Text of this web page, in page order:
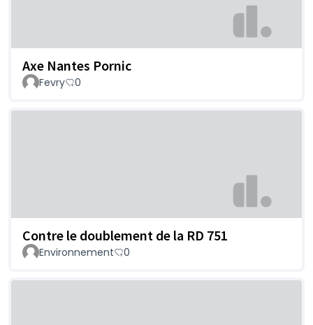
Axe Nantes Pornic
Fevry 0
Contre le doublement de la RD 751
Environnement 0